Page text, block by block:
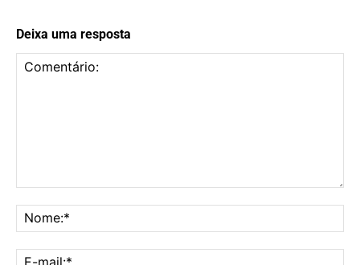
Deixa uma resposta